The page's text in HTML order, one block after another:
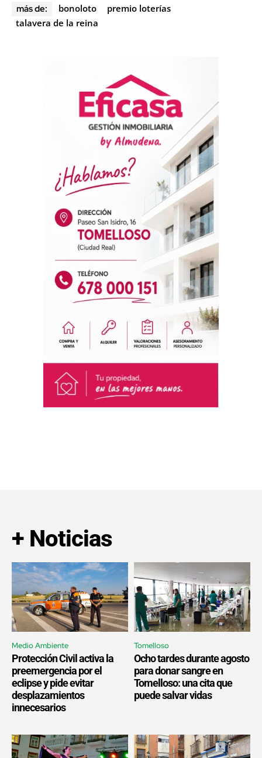
más de: bonoloto
premio loterías
talavera de la reina
+ Noticias
Medio Ambiente
Protección Civil activa la
preemergencia por el
eclipse y pide evitar
desplazamientos
innecesarios
Tomelloso
Ocho tardes durante agosto
para donar sangre en
Tomelloso: una cita que
puede salvar vidas